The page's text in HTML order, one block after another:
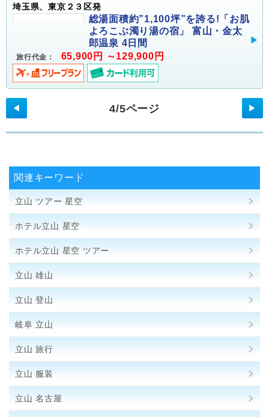
埼玉県、東京２３区発
総湯面積約”1,100坪”を誇る!「お肌
よろこぶ濁り湯の宿」 富山・金太
郎温泉 4日間
旅行代金： 65,900円 ～129,900円
4/5ページ
◀ ▶
関連キーワード
立山 ツアー 星空
ホテル立山 星空
ホテル立山 星空 ツアー
立山 雄山
立山 登山
岐阜 立山
立山 旅行
立山 服装
立山 名古屋